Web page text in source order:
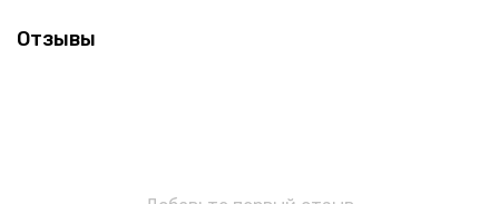
Отзывы